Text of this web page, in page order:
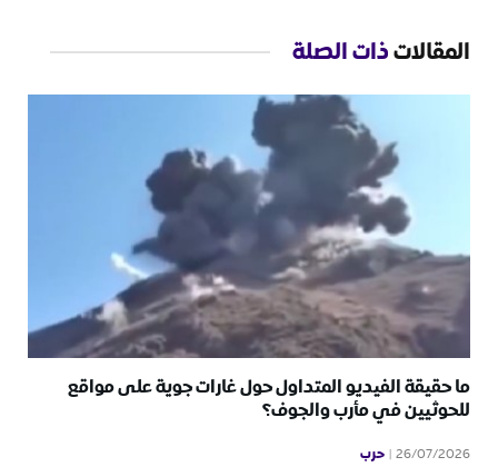
المقالاتذات الصلة
ما حقيقة الفيديو المتداول حول غارات جوية على مواقع
للحوثيين في مأرب والجوف؟
26/07/2026 حرب